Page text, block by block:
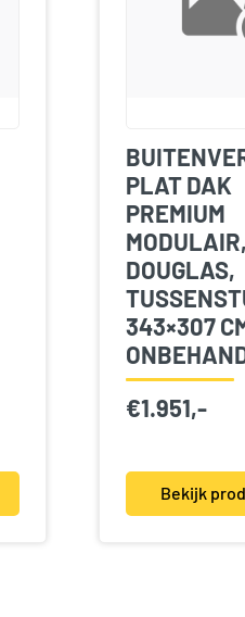
PLAT DAK
PREMIUM
MODULAIR,
DOUGLAS,
343×307
€1.951,-
Bekijk